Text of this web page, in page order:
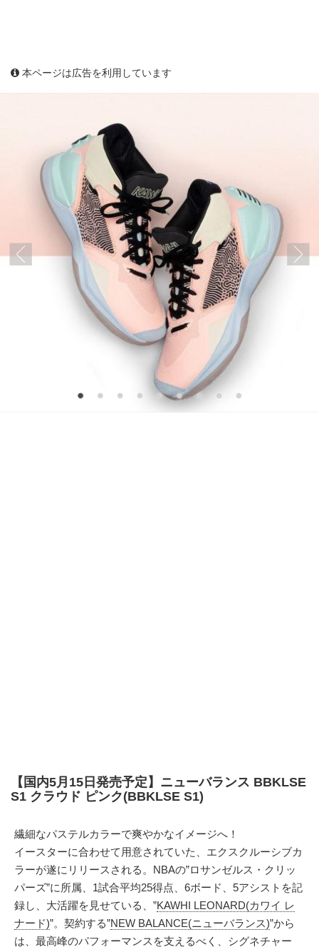
本ページは広告を利用しています
【国内5月15日発売予定】ニューバランス BBKLSE
S1 クラウド ピンク(BBKLSE S1)
繊細なパステルカラーで爽やかなイメージへ！
イースターに合わせて用意されていた、エクスクルーシブカ
ラーが遂にリリースされる。NBAの”ロサンゼルス・クリッ
パーズ”に所属、1試合平均25得点、6ボード、5アシストを記
録し、大活躍を見せている、”KAWHI LEONARD(カワイ レ
ナード)”。契約する”NEW BALANCE(ニューバランス)”から
は、最高峰のパフォーマンスを支えるべく、シグネチャー